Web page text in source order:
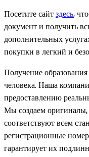
Посетите сайтздесь,
документ и получить
дополнительных
покупки в легкий и
Получение
человека. Наша
предоставлению
Мы создаем оригиналы,
соответствуют всем
регистрационные
гарантирует их